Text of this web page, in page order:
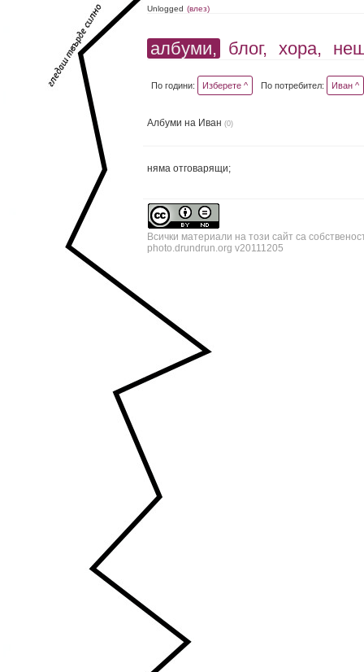
Unlogged (влез)
албуми, блог, хора,
По години: Изберете ^ По потребител: Иван ^
Албуми на Иван(0)
няма отговарящи;
Всички материали на този сайт са
photo.drundrun.org v20111205